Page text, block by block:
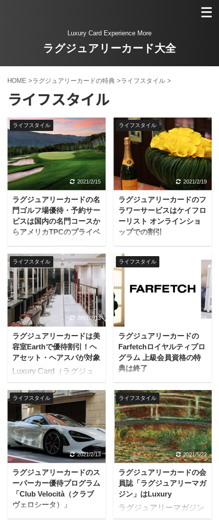
Luxury Card Experience More
ラグジュアリーカード大全
HOME >ラグジュアリーカードの特典 >ライフスタイル >
ライフスタイル
ライフスタイル
2021/2/15
ラグジュアリーカードの名
門ゴルフ場優待・予約サー
ビスは国内の名門コースか
らアメリカTPCのプライベ
ラグジュアリーカードの
名門ゴルフ場優待・予約
サービスでは、国内の名
門コースからアメリカ
TPCのプライベートコー
スなど、クラブ会員以外
は通常ラウンドできない
名門コースを予約できま
す。 利用方法、有効期限
等最新情報はMastercard
公式ホームページで確認
ス：Mastercard ホームペ
ージ 国内名門コース：
Mastercard ホームページ
本サービスは、
Mastercardが提供するサ
ービスであり、予告なく
変更または終了する場合
があります。利用にあた
っては、ラグジュアリー
カード ...
ライフスタイル
2021/2/19
ラグジュアリーカードのフ
ラワーサービスはケイフロ
ーリスト オンラインショ
ップでの割引
Luxury Card（ラグジュ
アリーカード）はケイフ
ローリスト オンラインシ
ョップでの優待特典・フ
ラワーサービスを利用で
きます。 対象カードはあ
らゆるラグジュアリーカ
ードであり、チタンカー
ド、ブラックカード、ゴ
ールドカードの全会員が
使えます。 K FLORIST
たフラワーアレンジメン
トを揃えたオンラインシ
ョップです。カテゴリ
ー、用途別にもラインナ
ップされ簡単オーダーが
可能となっています。 ラ
グジュアリーカードのフ
ラワーサービスの優待で
は、表示価格から全品 ...
ライフスタイル
2021/2/13
ラグジュアリーカードは美
容室Earthで優待割引！ヘ
アセット・ヘアスパが対象
Luxury Card（ラグジュ
アリーカード）はヘアサ
ロン「Earth」での優待
特典を利用できます。 対
象カードはあらゆるラグ
ジュアリーカードであ
り、チタンカード、ブラ
ックカード、ゴールドカ
ードの全会員が使えま
す。 ヘアサロン
「Earth」全店舗にて特
別優待価格でヘアセット
ライフスタイル
2022/9/25
ラグジュアリーカードの
Farfetchロイヤルティプロ
グラム 上級会員資格の特
典は終了
ラグジュアリーカードの
うちブラックカード、ゴ
ールドカード会員は、
Farfetchロイヤルティプ
ログラムの上級会員資格
を得られました（現在は
終了）。 以下、かつて存
在してたLuxury Cardの
Farfetch優待について解
説します。 3,200を超え
る世界のラグジュアリー
ブランドを取り揃えたデ
ライフスタイル
2021/2/13
ラグジュアリーカードのス
ーパーカー優待プログラム
「Club Velocità（クラブ
ヴェロシータ）」
スーパーカー専門のカー
ライフスタイル
2021/5/22
ラグジュアリーカードの会
員誌「ラグジュアリーマガ
ジン」はLuxury
ラグジュアリーマガジン
はラグジュアリーカード